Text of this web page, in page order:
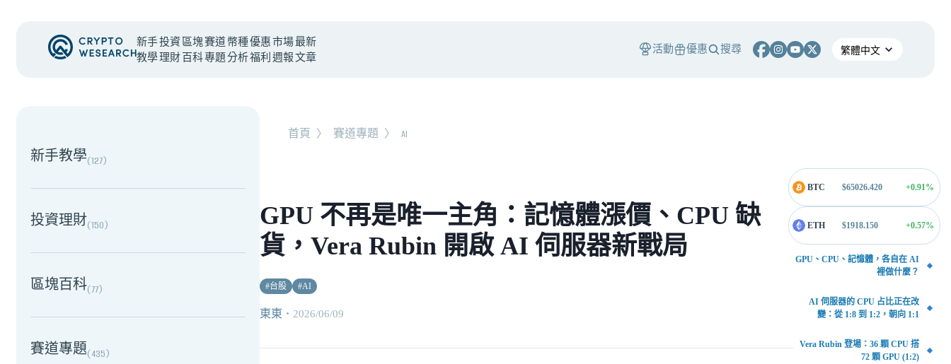
新手
教學
投資
理財
區塊
百科
賽道
專題
幣種
分析
優惠
福利
市場
週報
最新
文章
活動 優惠 搜尋
NEW EVENT
新手教學(127)
投資理財(150)
區塊百科(77)
賽道專題(435)
首頁 〉 賽道專題 〉 AI
GPU 不再是唯一主角：記憶體漲價、CPU 缺
貨，Vera Rubin 開啟 AI 伺服器新戰局
#台股 #AI
東東 ・ 2026/06/09
BTC $65026.420 +0.91%
ETH $1918.150 +0.57%
GPU、CPU、記憶體，各自在 AI
裡做什麼？
AI 伺服器的 CPU 占比正在改
變：從 1:8 到 1:2，朝向 1:1
Vera Rubin 登場：36 顆 CPU 搭
72 顆 GPU (1:2)